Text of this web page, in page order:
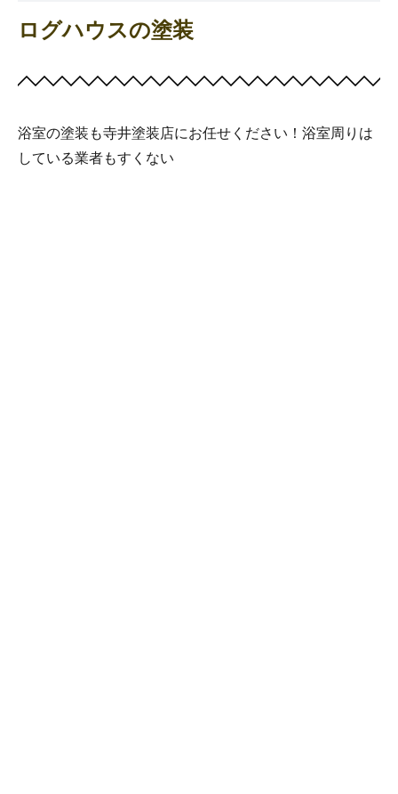
ログハウスの塗装
浴室の塗装も寺井塗装店にお任せください！浴室周りは
している業者もすくない